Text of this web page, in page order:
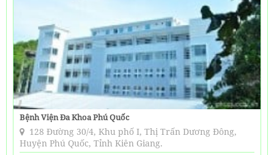
Bệnh Viện Đa Khoa Phú Quốc
128 Đường 30/4, Khu phố I, Thị Trấn Dương Đông,
Huyện Phú Quốc, Tỉnh Kiên Giang.